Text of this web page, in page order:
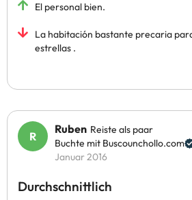
El personal bien.
La habitación bastante precaria
estrellas .
Ruben Reiste als paar
Buchte mit Buscounchollo.com
Januar 2016
Durchschnittlich